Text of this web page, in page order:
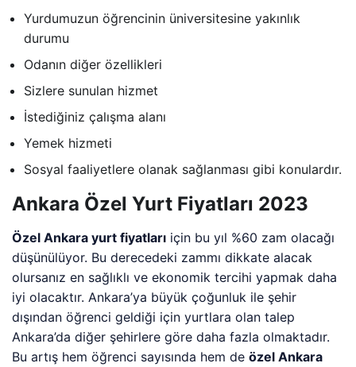
Yurdumuzun öğrencinin üniversitesine yakınlık
durumu
Odanın diğer özellikleri
Sizlere sunulan hizmet
İstediğiniz çalışma alanı
Yemek hizmeti
Sosyal faaliyetlere olanak sağlanması gibi konulardır.
Ankara Özel Yurt Fiyatları 2023
Özel Ankara yurt fiyatları için bu yıl %60 zam olacağı
düşünülüyor. Bu derecedeki zammı dikkate alacak
olursanız en sağlıklı ve ekonomik tercihi yapmak daha
iyi olacaktır. Ankara’ya büyük çoğunluk ile şehir
dışından öğrenci geldiği için yurtlara olan talep
Ankara’da diğer şehirlere göre daha fazla olmaktadır.
Bu artış hem öğrenci sayısında hem deözel Ankara